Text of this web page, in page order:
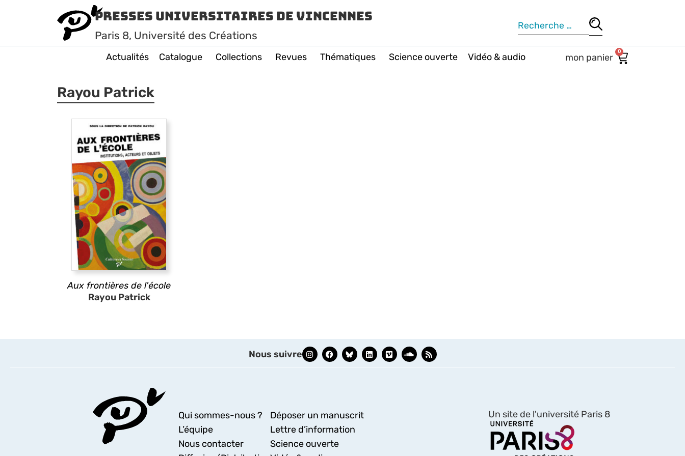
Presses Universitaires de Vincennes
Paris 8, Université des Créations
Actualités Catalogue Collections Revues Thématiques Science ouverte Vidéo & audio 0
Rayou Patrick
Aux frontières de l'école
Rayou Patrick
Nous suivre
Qui sommes-nous ?
L’équipe
Nous contacter
Déposer un manuscrit
Lettre d’information
Science ouverte
Un site de l'université Paris 8